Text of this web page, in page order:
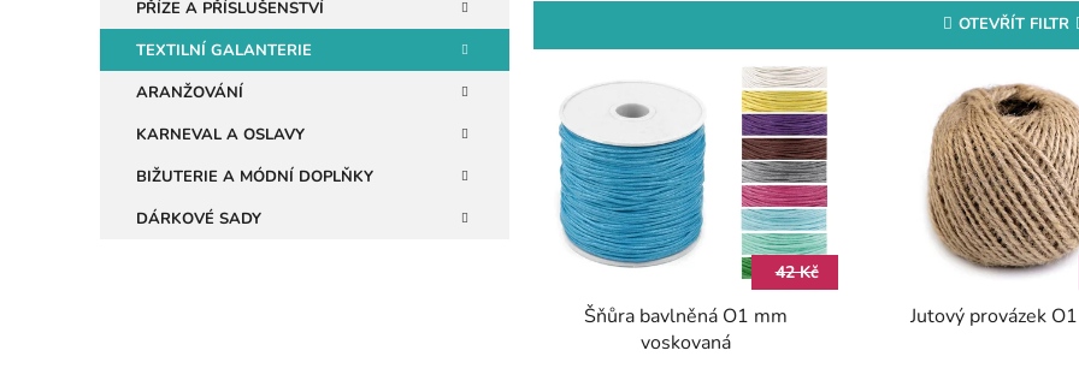
PŘÍZE A PŘÍSLUŠENSTVÍ
TEXTILNÍ GALANTERIE
ARANŽOVÁNÍ
KARNEVAL A OSLAVY
BIŽUTERIE A MÓDNÍ DOPLŇKY
DÁRKOVÉ SADY
OTEVŘÍT FILTR
42 Kč
Šňůra bavlněná O1 mm
voskovaná
Jutový provázek